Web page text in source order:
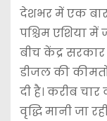
देशभर में एक
पश्चिम एशिया
बीच केंद्र सरकार
डीजल की कीमतों
दी है। करीब
वृद्धि मानी जा